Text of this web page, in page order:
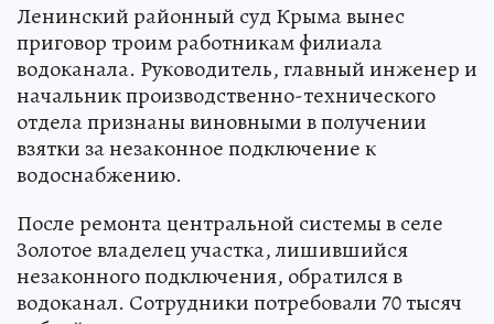
Ленинский районный суд Крыма вынес
приговор троим работникам филиала
водоканала. Руководитель, главный инженер и
начальник производственно-технического
отдела признаны виновными в получении
взятки за незаконное подключение к
водоснабжению.
После ремонта центральной системы в селе
Золотое владелец участка, лишившийся
незаконного подключения, обратился в
водоканал. Сотрудники потребовали 70 тысяч